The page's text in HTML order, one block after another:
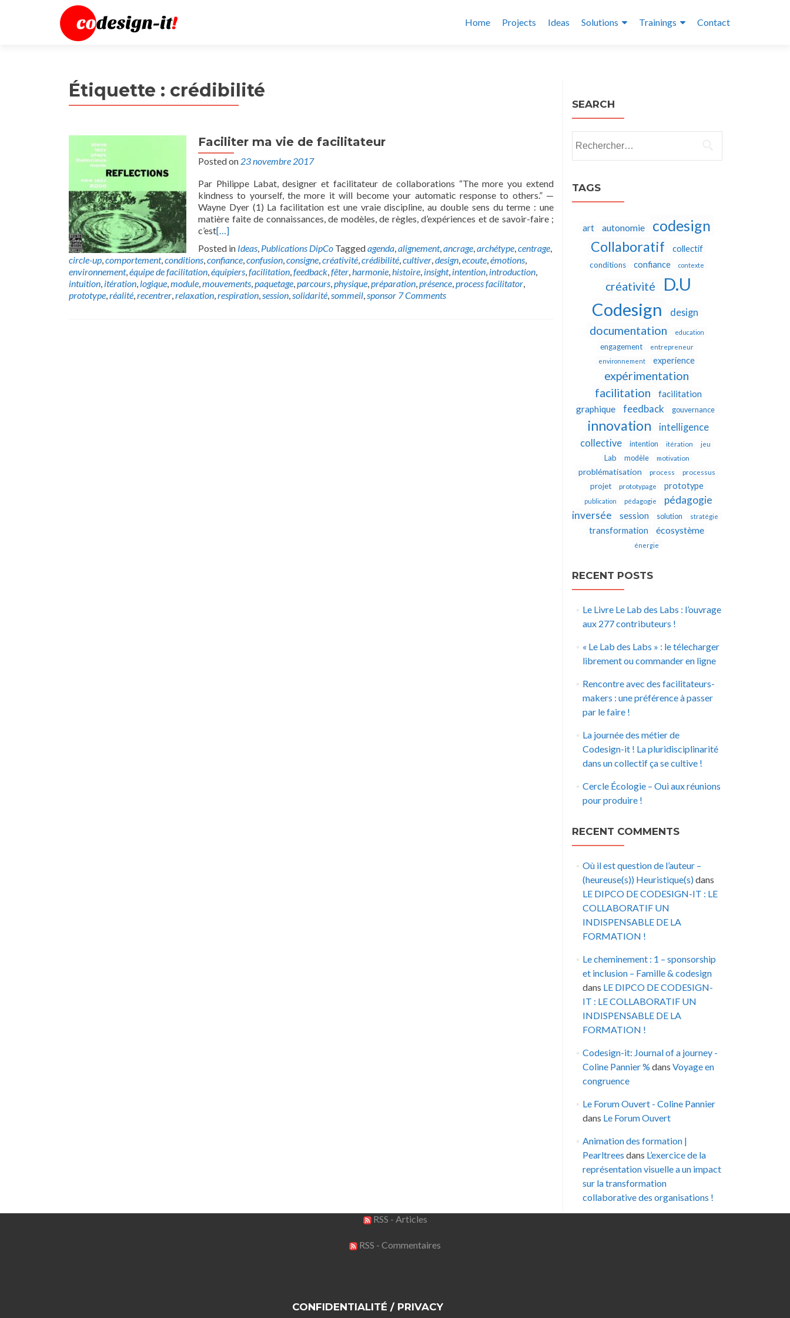
Home Projects Ideas Solutions Trainings Contact
Étiquette : crédibilité
Faciliter ma vie de facilitateur
Posted on 23 novembre 2017
Par Philippe Labat, designer et facilitateur de collaborations “The more you extend
kindness to yourself, the more it will become your automatic response to others.” —
Wayne Dyer (1) La facilitation est une vraie discipline, au double sens du terme : une
matière faite de connaissances, de modèles, de règles, d’expériences et de savoir-faire ;
c’est[…]
Posted in Ideas, Publications DipCo Taggedagenda,alignement,ancrage,archétype,centrage,
circle-up,comportement,conditions,confiance,confusion,consigne,créativité,crédibilité,cultiver,design,ecoute,émotions,
environnement,équipe de facilitation,équipiers,facilitation,feedback,fêter,harmonie,histoire, insight, intention, introduction,
intuition, itération, logique,module,mouvements,paquetage,parcours,physique,préparation,présence,process facilitator,
prototype,réalité,recentrer,relaxation,respiration,session,solidarité,sommeil,sponsor 7 Comments
SEARCH
TAGS
art autonomie codesign
Collaboratif collectif
conditions confiance contexte
créativité
D.U
Codesign
design
documentation education
engagement
entrepreneur
environnement
experience
expérimentation
facilitation
facilitation
graphique
feedback gouvernance
innovation
intelligence
collective
intention itération jeu
Lab modèle motivation
problématisation process processus
projet prototypage prototype
publication pédagogie
pédagogie
inversée
session solution stratégie
transformation écosystème
énergie
RECENT POSTS
Le Livre Le Lab des Labs : l’ouvrage
aux 277 contributeurs !
« Le Lab des Labs » : le télecharger
librement ou commander en ligne
Rencontre avec des facilitateurs-
makers : une préférence à passer
par le faire !
La journée des métier de
Codesign-it ! La pluridisciplinarité
dans un collectif ça se cultive !
Cercle Écologie – Oui aux réunions
pour produire !
RECENT COMMENTS
Où il est question de l’auteur –
(heureuse(s)) Heuristique(s)dans
LE DIPCO DE CODESIGN-IT : LE
COLLABORATIF UN
INDISPENSABLE DE LA
FORMATION !
Le cheminement : 1 – sponsorship
et inclusion – Famille & codesign
dans LE DIPCO DE CODESIGN-
IT : LE COLLABORATIF UN
INDISPENSABLE DE LA
FORMATION !
Codesign-it: Journal of a journey -
Coline Pannier % dans Voyage en
congruence
Le Forum Ouvert - Coline Pannier
dans Le Forum Ouvert
Animation des formation |
Pearltrees dans L’exercice de la
représentation visuelle a un impact
sur la transformation
collaborative des organisations !
RSS - Articles
RSS - Commentaires
CONFIDENTIALITÉ / PRIVACY